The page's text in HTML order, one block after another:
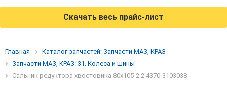
Скачать весь прайс-лист
Главная
Каталог запчастей: Запчасти МАЗ, КРАЗ
Запчасти МАЗ, КРАЗ: 31. Колеса и шины
Сальник редуктора хвостовика 80х105-2.2 4370-3103038